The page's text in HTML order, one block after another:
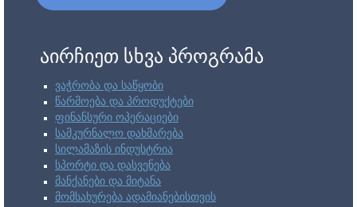
აირჩიეთ სხვა პროგრამა
ვაჭრობა და საწყობი
წარმოება და პროდუქტები
ფინანსური ოპერაციები
სამკურნალო დახმარება
სილამაზის ინდუსტრია
სპორტი და დასვენება
მანქანები და მიტანა
მომსახურება ადამიანებისთვის